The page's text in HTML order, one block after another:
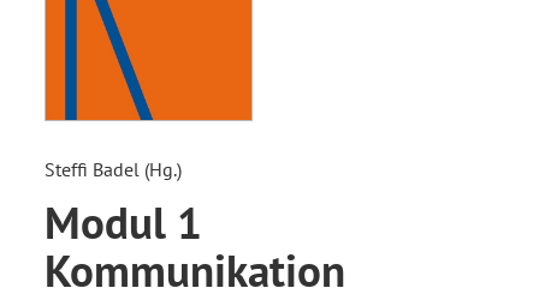
Steffi Badel (Hg.)
Modul 1
Kommunikation